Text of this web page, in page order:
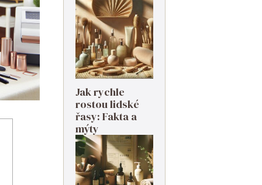
Jak rychle
rostou lidské
řasy: Fakta a
mýty